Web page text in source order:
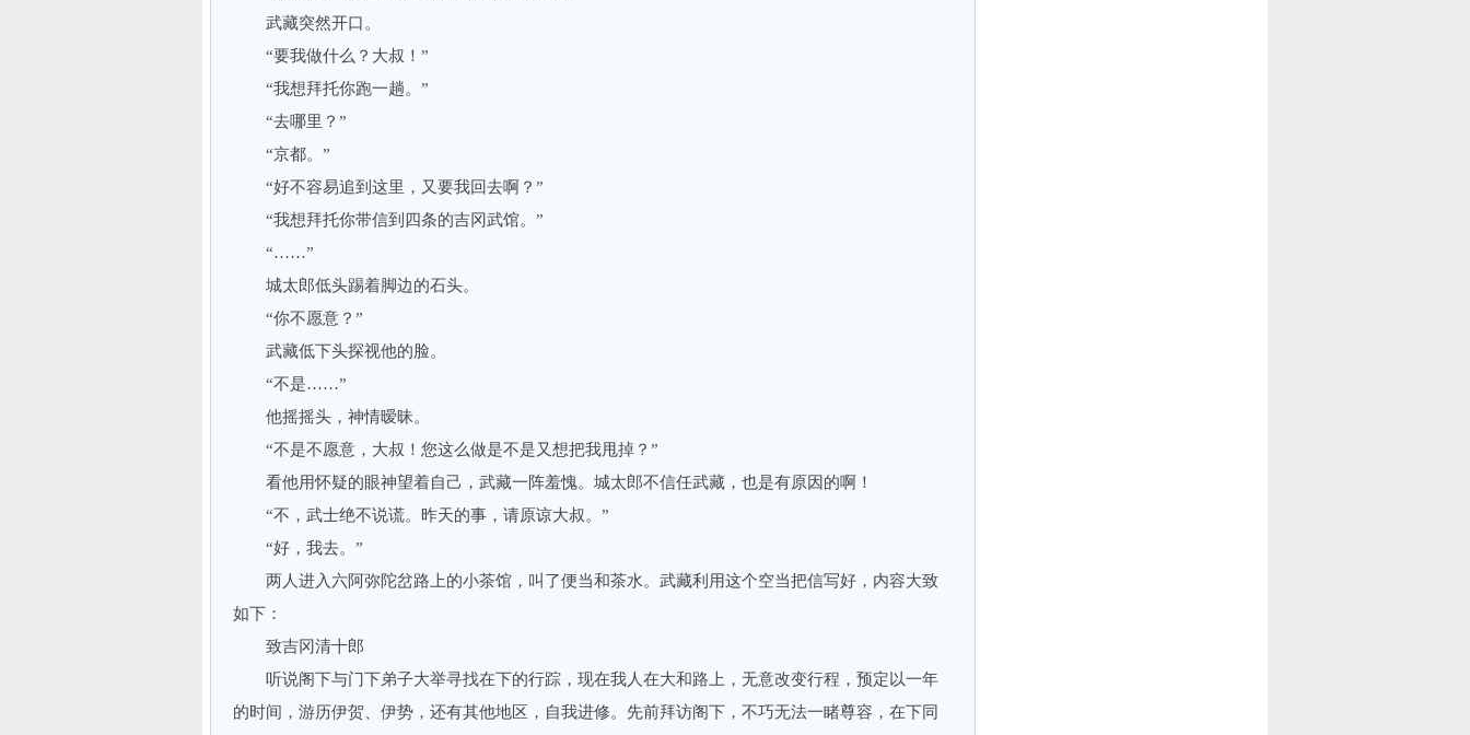
武藏突然开口。
“要我做什么？大叔！”
“我想拜托你跑一趟。”
“去哪里？”
“京都。”
“好不容易追到这里，又要我回去啊？”
“我想拜托你带信到四条的吉冈武馆。”
“……”
城太郎低头踢着脚边的石头。
“你不愿意？”
武藏低下头探视他的脸。
“不是……”
他摇摇头，神情暧昧。
“不是不愿意，大叔！您这么做是不是又想把我甩掉？”
看他用怀疑的眼神望着自己，武藏一阵羞愧。城太郎不信任武藏，也是有原因的啊！
“不，武士绝不说谎。昨天的事，请原谅大叔。”
“好，我去。”
两人进入六阿弥陀岔路上的小茶馆，叫了便当和茶水。武藏利用这个空当把信写好，内容大致
如下：
致吉冈清十郎
听说阁下与门下弟子大举寻找在下的行踪，现在我人在大和路上，无意改变行程，预定以一年
的时间，游历伊贺、伊势，还有其他地区，自我进修。先前拜访阁下，不巧无法一睹尊容，在下同